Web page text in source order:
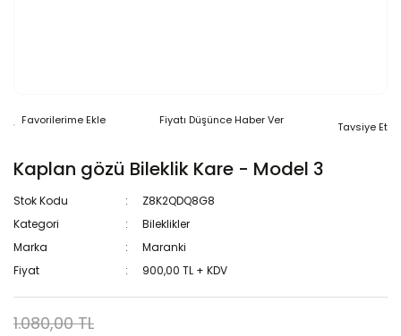
Fiyatı Düşünce Haber Ver Tavsiye Et
Kaplan gözü Bileklik Kare - Model 3
Stok Kodu
Z8K2QDQ8G8
Kategori
Bileklikler
Marka
Maranki
Fiyat
900,00 TL + KDV
1.080,00 TL